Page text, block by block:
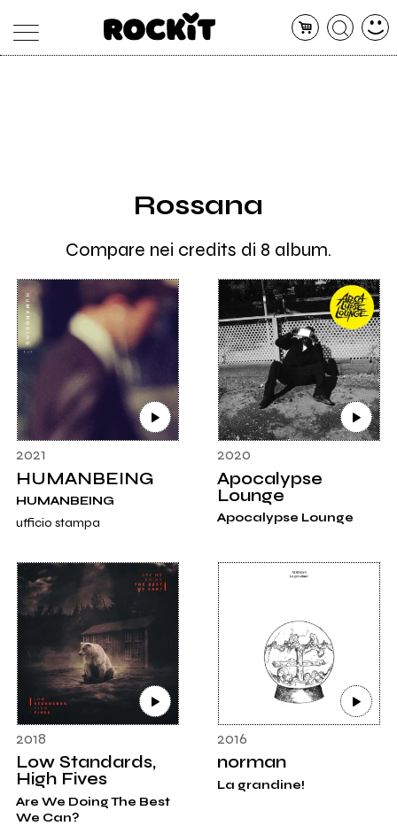
Rossana
Compare nei credits di 8 album.
2021
HUMANBEING
HUMANBEING
ufficio stampa
2020
Apocalypse
Lounge
Apocalypse Lounge
2018
Low Standards,
High Fives
Are We Doing The Best
We Can?
2016
norman
La grandine!